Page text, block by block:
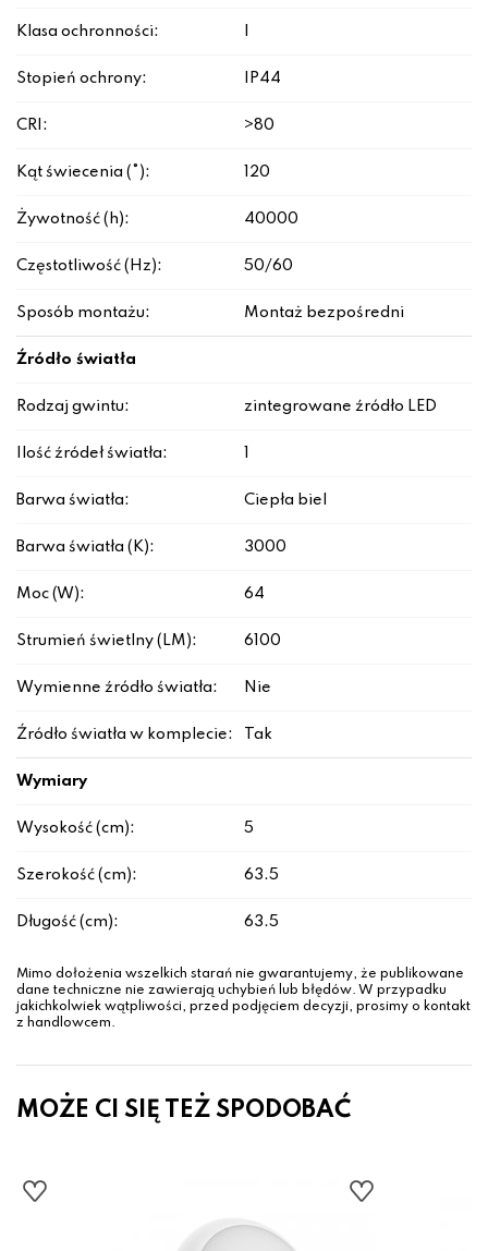
Klasa ochronności:
Stopień ochrony: IP44
CRI: >80
Kąt świecenia (°): 120
Żywotność (h): 40000
Częstotliwość (Hz): 50/60
Sposób montażu: Montaż bezpośredni
Źródło światła
Rodzaj gwintu: zintegrowane źródło LED
Ilość źródeł światła:
Barwa światła: Ciepła biel
Barwa światła (K): 3000
Moc (W): 64
Strumień świetlny (LM): 6100
Wymienne źródło światła: Nie
Źródło światła w komplecie: Tak
Wymiary
Wysokość (cm): 5
Szerokość (cm): 63.5
Długość (cm): 63.5
Mimo dołożenia wszelkich starań nie gwarantujemy, że publikowane
dane techniczne nie zawierają uchybień lub błędów. W przypadku
jakichkolwiek wątpliwości, przed podjęciem decyzji, prosimy o kontakt
z handlowcem.
MOŻE CI SIĘ TEŻ SPODOBAĆ